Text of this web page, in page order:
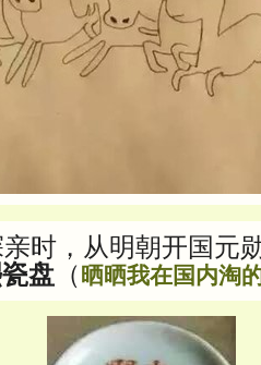
时，从明朝开国元
盘 （ 晒晒我在国内淘